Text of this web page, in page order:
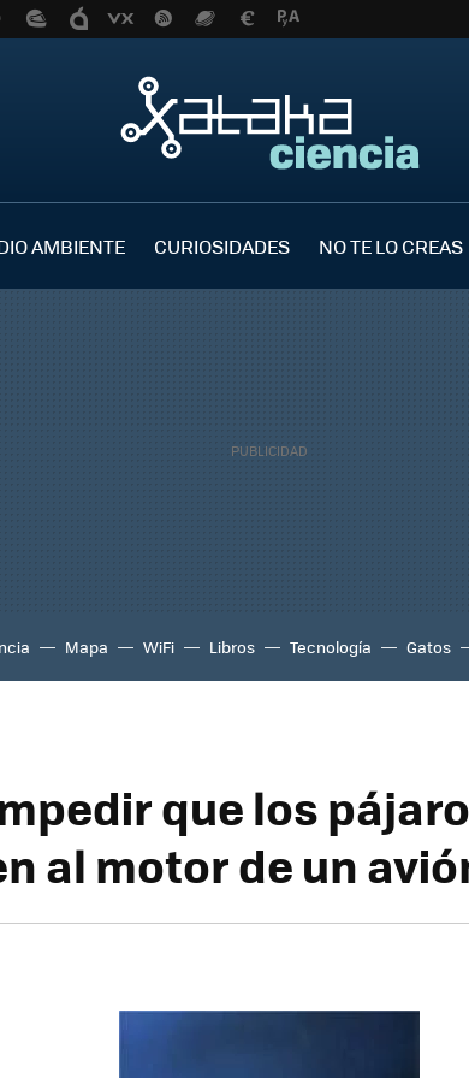
AMBIENTE CURIOSIDADES NO TE LO CREAS
Mapa WiFi Libros Tecnología Gatos
que los
al motor de un